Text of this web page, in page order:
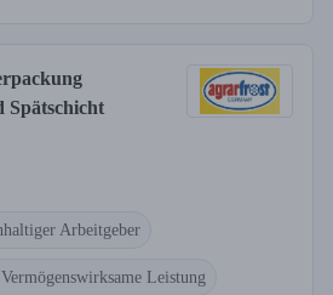
Spätschicht
Arbeitgeber
Vermögenswirksame Leistung